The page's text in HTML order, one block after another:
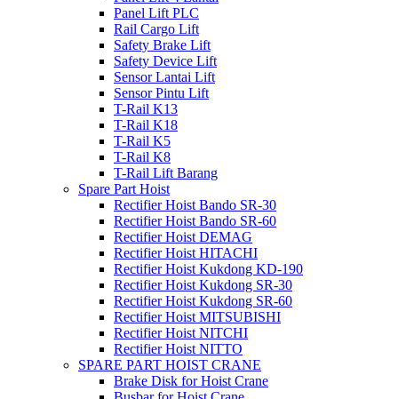
Panel Lift PLC
Rail Cargo Lift
Safety Brake Lift
Safety Device Lift
Sensor Lantai Lift
Sensor Pintu Lift
T-Rail K13
T-Rail K18
T-Rail K5
T-Rail K8
T-Rail Lift Barang
Spare Part Hoist
Rectifier Hoist Bando SR-30
Rectifier Hoist Bando SR-60
Rectifier Hoist DEMAG
Rectifier Hoist HITACHI
Rectifier Hoist Kukdong KD-190
Rectifier Hoist Kukdong SR-30
Rectifier Hoist Kukdong SR-60
Rectifier Hoist MITSUBISHI
Rectifier Hoist NITCHI
Rectifier Hoist NITTO
SPARE PART HOIST CRANE
Brake Disk for Hoist Crane